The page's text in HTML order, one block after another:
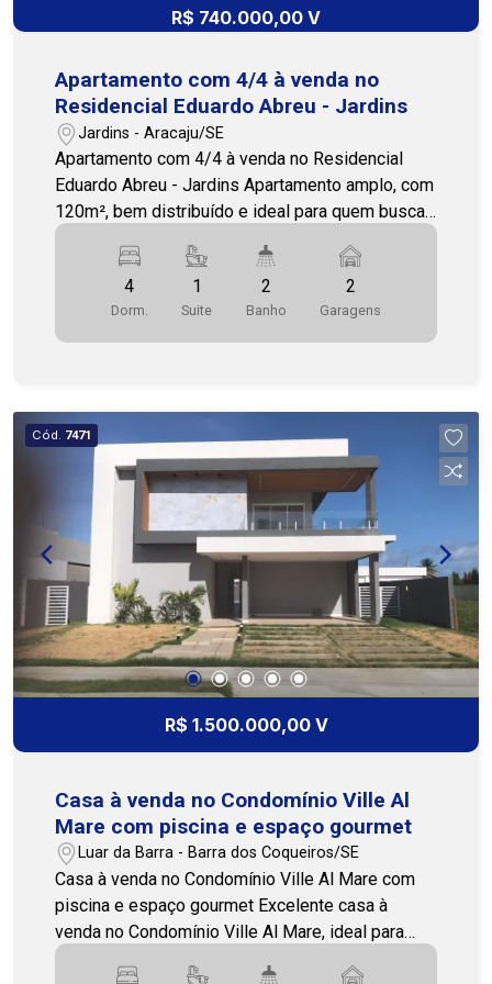
R$ 740.000,00 V
Apartamento com 4/4 à venda no
Residencial Eduardo Abreu - Jardins
Jardins - Aracaju/SE
Apartamento com 4/4 à venda no Residencial
Eduardo Abreu - Jardins Apartamento amplo, com
120m², bem distribuído e ideal para quem busca
suítes, além de 2 banheiros sociais, duas salas
que deixam o ambiente mais versátil, cozinha,
área de serviço e dependência de empregada. A
posição solar leste garante um clima mais
lazer, com brinquedoteca, salão de festas, salão
de jogos, piscina adulto e infantil, quadra,
academia e espaço gourmet, perfeito para
aproveitar bons momentos com a família sem
sair de casa. Uma excelente opção para quem
quer morar bem, com mais espaço e em uma
localização valorizada. Entre em contato para
mais informações ou para agendar uma visita.
Nossa equipe está pronta para te atender!
(79)3231-3231 - Cohab Premium Imobiliária
4
Dorm.
1
Suite
2
Banho
2
Garagens
Cód. 7471
R$ 1.500.000,00 V
Casa à venda no Condomínio Ville Al
Mare com piscina e espaço gourmet
Luar da Barra - Barra dos Coqueiros/SE
Casa à venda no Condomínio Ville Al Mare com
piscina e espaço gourmet Excelente casa à
venda no Condomínio Ville Al Mare, ideal para
quem busca conforto, privacidade e lazer